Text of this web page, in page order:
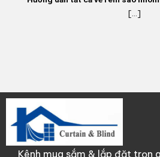
[...]
Kênh mua sắm & lắp đặt trọn